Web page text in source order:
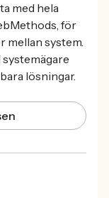
med hela
för
mellan system.
lösningar.